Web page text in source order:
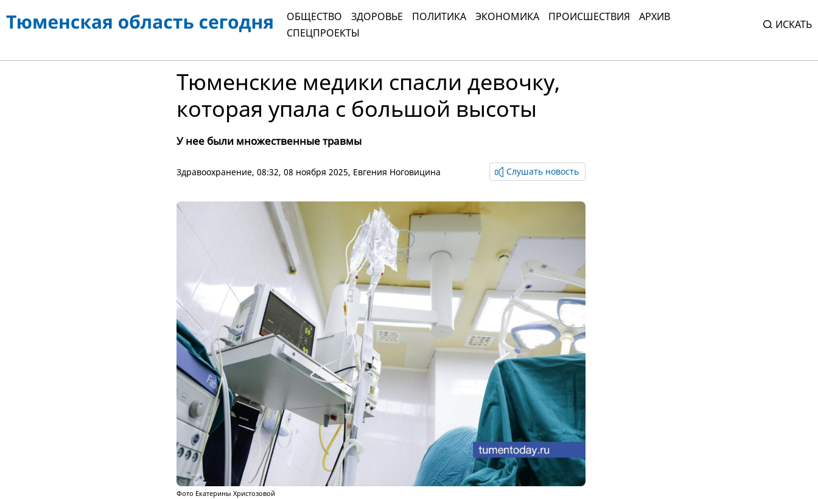
ОБЩЕСТВО ЗДОРОВЬЕ ПОЛИТИКА ЭКОНОМИКА ПРОИСШЕСТВИЯ
АРХИВ
СПЕЦПРОЕКТЫ
ИСКАТЬ
Тюменские медики спасли девочку,
которая упала с большой высоты
У нее были множественные травмы
Здравоохранение, 08:32, 08 ноября 2025, Евгения Ноговицина Слушать новость
Фото Екатерины Христозовой